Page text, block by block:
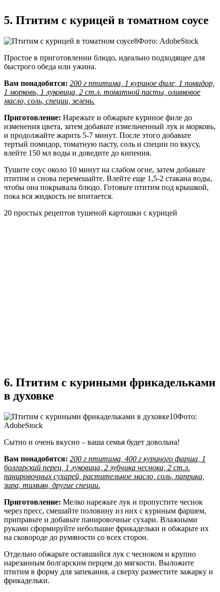
5. Птитим с курицей в томатном соусе
Фото: AdobeStock
Простое в приготовлении блюдо, идеально подходящее для
быстрого обеда или ужина.
Вам понадобятся: 200 г птитима, 1 куриное филе, 1 помидор,
1 морковь, 1 луковица, 2 ст.л. томатной пасты, оливковое
масло, соль, специи, зелень.
Приготовление: Нарежьте и обжарьте куриное филе до
изменения цвета, затем добавьте измельченный лук и морковь,
и продолжайте жарить 5-7 минут. После этого добавьте
тертый помидор, томатную пасту, соль и специи по вкусу,
влейте 150 мл воды и доведите до кипения.
Тушите соус около 10 минут на слабом огне, затем добавьте
птитим и снова перемешайте. Влейте еще 1,5-2 стакана воды,
чтобы она покрывала блюдо. Готовьте птитим под крышкой,
пока вся жидкость не впитается.
20 простых рецептов тушеной картошки с курицей
6. Птитим с куриными фрикадельками
в духовке
Фото:
AdobeStock
Сытно и очень вкусно – ваша семья будет довольна!
Вам понадобятся: 200 г птитима, 400 г куриного фарша, 1
болгарский перец, 1 луковица, 2 зубчика чеснока, 2 ст.л.
панировочных сухарей, растительное масло, соль, паприка,
зира, тимьян, другие специи.
Приготовление: Мелко нарежьте лук и пропустите чеснок
через пресс, смешайте половину из них с куриным фаршем,
приправьте и добавьте панировочные сухари. Влажными
руками сформируйте небольшие фрикадельки и обжарьте их
на сковороде до румяности со всех сторон.
Отдельно обжарьте оставшийся лук с чесноком и крупно
нарезанным болгарским перцем до мягкости. Выложите
птитим в форму для запекания, а сверху разместите зажарку и
фрикадельки.